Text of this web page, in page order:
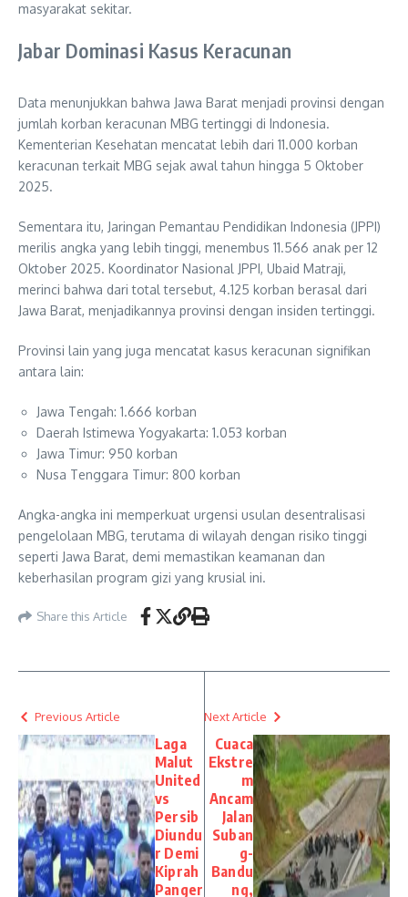
masyarakat sekitar.
Jabar Dominasi Kasus Keracunan
Data menunjukkan bahwa Jawa Barat menjadi provinsi dengan
jumlah korban keracunan MBG tertinggi di Indonesia.
Kementerian Kesehatan mencatat lebih dari 11.000 korban
keracunan terkait MBG sejak awal tahun hingga 5 Oktober
2025.
Sementara itu, Jaringan Pemantau Pendidikan Indonesia (JPPI)
merilis angka yang lebih tinggi, menembus 11.566 anak per 12
Oktober 2025. Koordinator Nasional JPPI, Ubaid Matraji,
merinci bahwa dari total tersebut, 4.125 korban berasal dari
Jawa Barat, menjadikannya provinsi dengan insiden tertinggi.
Provinsi lain yang juga mencatat kasus keracunan signifikan
antara lain:
Jawa Tengah: 1.666 korban
Daerah Istimewa Yogyakarta: 1.053 korban
Jawa Timur: 950 korban
Nusa Tenggara Timur: 800 korban
Angka-angka ini memperkuat urgensi usulan desentralisasi
pengelolaan MBG, terutama di wilayah dengan risiko tinggi
seperti Jawa Barat, demi memastikan keamanan dan
keberhasilan program gizi yang krusial ini.
Share this Article
Previous Article
Laga
Malut
United
vs
Persib
Diundu
r Demi
Kiprah
Panger
Next Article
Cuaca
Ekstre
m
Ancam
Jalan
Suban
g-
Bandu
ng,